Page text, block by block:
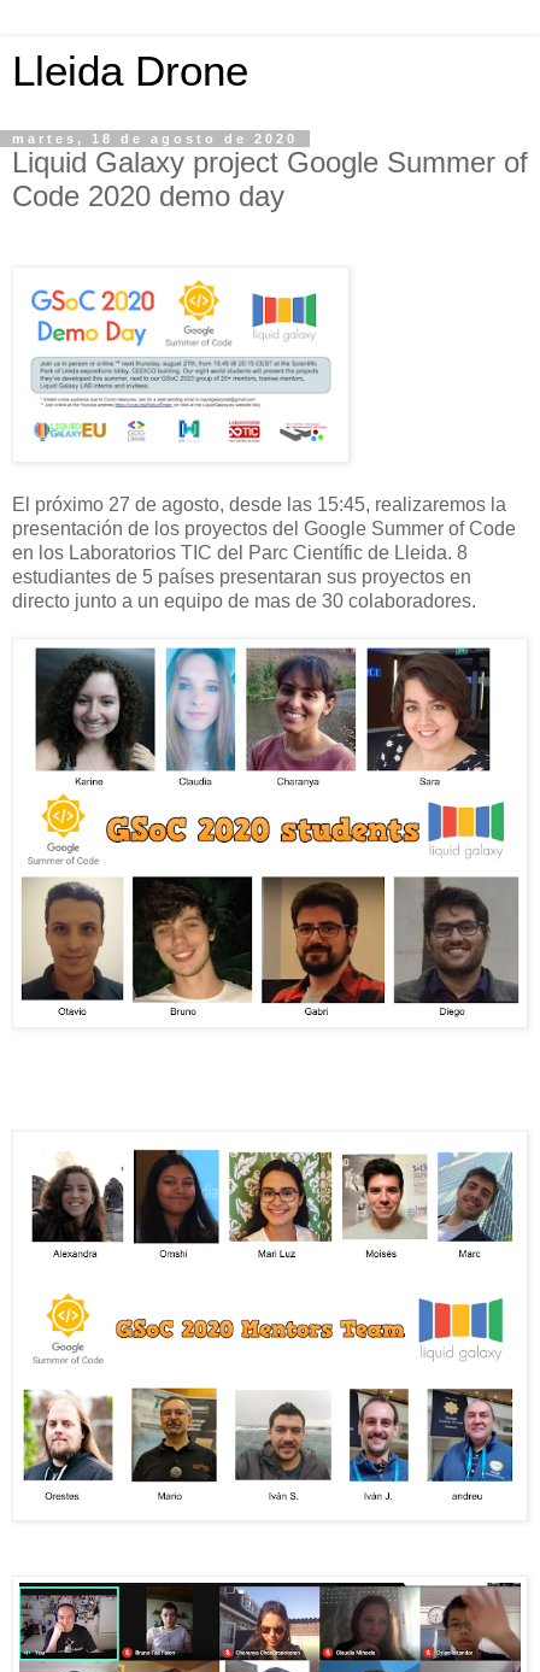
Lleida Drone
martes, 18 de agosto de 2020
Liquid Galaxy project Google Summer of
Code 2020 demo day
El próximo 27 de agosto, desde las 15:45, realizaremos la
presentación de los proyectos del Google Summer of Code
en los Laboratorios TIC del Parc Científic de Lleida. 8
estudiantes de 5 países presentaran sus proyectos en
directo junto a un equipo de mas de 30 colaboradores.